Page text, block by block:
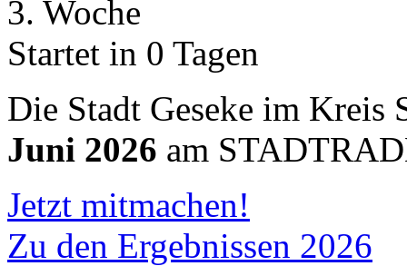
3. Woche
Startet in 0 Tagen
Die Stadt Geseke im Kreis
Juni 2026 am
Jetzt mitmachen!
Zu den Ergebnissen 2026